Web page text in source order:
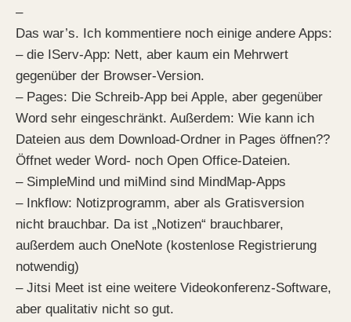
–
Das war’s. Ich kommentiere noch einige andere Apps:
– die IServ-App: Nett, aber kaum ein Mehrwert
gegenüber der Browser-Version.
– Pages: Die Schreib-App bei Apple, aber gegenüber
Word sehr eingeschränkt. Außerdem: Wie kann ich
Dateien aus dem Download-Ordner in Pages öffnen??
Öffnet weder Word- noch Open Office-Dateien.
– SimpleMind und miMind sind MindMap-Apps
– Inkflow: Notizprogramm, aber als Gratisversion
nicht brauchbar. Da ist „Notizen“ brauchbarer,
außerdem auch OneNote (kostenlose Registrierung
notwendig)
– Jitsi Meet ist eine weitere Videokonferenz-Software,
aber qualitativ nicht so gut.